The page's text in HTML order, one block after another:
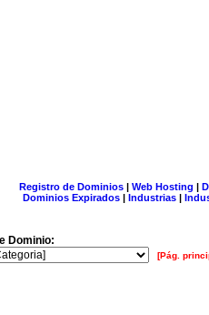
Registro de Dominios| Web Hosting |
Dominios Expirados | Industrias |
Dominio:
[Pág.